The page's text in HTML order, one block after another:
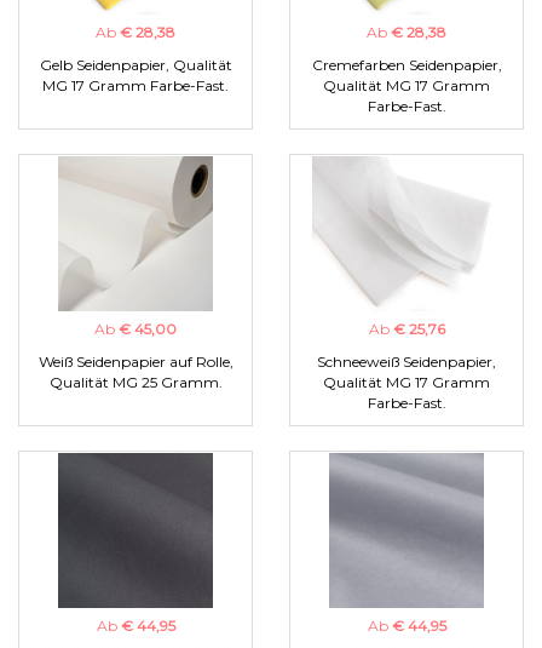
Ab € 28,38
Gelb Seidenpapier, Qualität
MG 17 Gramm Farbe-Fast.
Ab € 28,38
Cremefarben Seidenpapier,
Qualität MG 17 Gramm
Farbe-Fast.
Ab € 45,00
Weiß Seidenpapier auf Rolle,
Qualität MG 25 Gramm.
Ab € 25,76
Schneeweiß Seidenpapier,
Qualität MG 17 Gramm
Farbe-Fast.
Ab € 44,95
Ab € 44,95